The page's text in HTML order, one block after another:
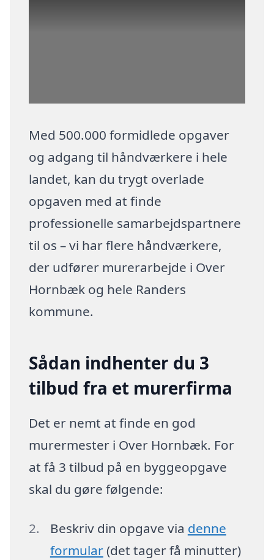
Med 500.000 formidlede opgaver
og adgang til håndværkere i hele
landet, kan du trygt overlade
opgaven med at finde
professionelle samarbejdspartnere
til os – vi har flere håndværkere,
der udfører murerarbejde i Over
Hornbæk og hele Randers
kommune.
Sådan indhenter du 3
tilbud fra et murerfirma
Det er nemt at finde en god
murermester i Over Hornbæk. For
at få 3 tilbud på en byggeopgave
skal du gøre følgende:
Beskriv din opgave via denne
formular(det tager få minutter)